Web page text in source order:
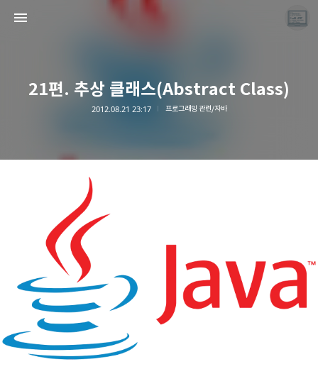
21편. 추상 클래스(Abstract Class)
2012.08.21 23:17 프로그래밍 관련/자바
끝나지 않는 프로그래밍 일기